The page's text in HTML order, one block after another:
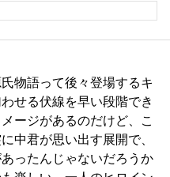
物語って後々登場するキ
せる伏線を早い段階でき
ージがあるのだけど、こ
中君が思い出す展開で、
ったんじゃないだろうか